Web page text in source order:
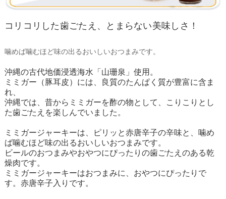
コリコリした歯ごたえ、とまらない美味しさ！
噛めば噛むほど味の出るおいしいおつまみです。
沖縄の古代地価浸透海水「山珊泉」使用。
ミミガー（豚耳皮）には、良質のたんぱく質が豊富に含ま
れ、
沖縄では、昔からミミガーを酢の物として、こりこりとし
た歯ごたえを楽しんでいました。
ミミガージャーキーは、ピリッと赤唐辛子の辛味と、噛め
ば噛むほど味の出るおいしいおつまみです。
ビールのおつまみやおやつにぴったりの歯ごたえのある乾
燥肉です。
ミミガージャーキーはおつまみに、おやつにぴったりで
す。赤唐辛子入りです。